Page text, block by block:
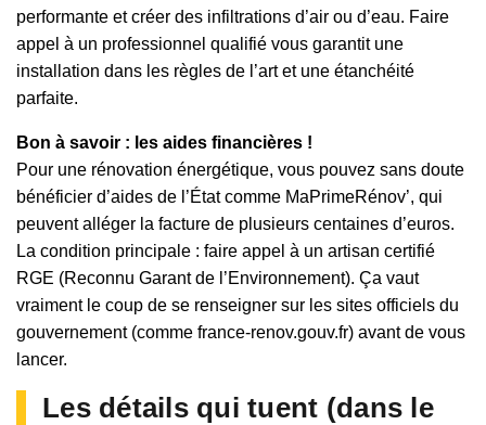
performante et créer des infiltrations d’air ou d’eau. Faire
appel à un professionnel qualifié vous garantit une
installation dans les règles de l’art et une étanchéité
parfaite.
Bon à savoir : les aides financières !
Pour une rénovation énergétique, vous pouvez sans doute
bénéficier d’aides de l’État comme MaPrimeRénov’, qui
peuvent alléger la facture de plusieurs centaines d’euros.
La condition principale : faire appel à un artisan certifié
RGE (Reconnu Garant de l’Environnement). Ça vaut
vraiment le coup de se renseigner sur les sites officiels du
gouvernement (comme france-renov.gouv.fr) avant de vous
lancer.
Les détails qui tuent (dans le